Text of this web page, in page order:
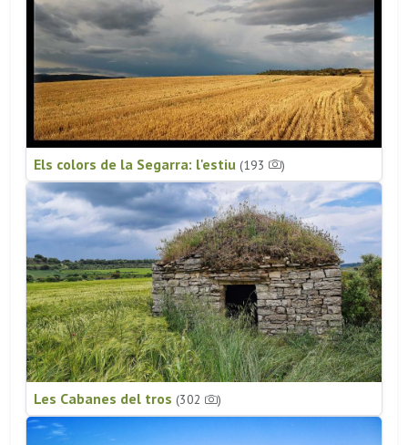
Els colors de la Segarra: l'estiu (193 )
Les Cabanes del tros (302 )